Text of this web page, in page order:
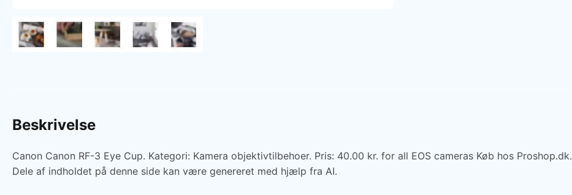
Beskrivelse
Canon Canon RF-3 Eye Cup. Kategori: Kamera objektivtilbehoer. Pris: 40.00 kr. for all EOS cameras Køb hos Proshop.dk.
Dele af indholdet på denne side kan være genereret med hjælp fra AI.